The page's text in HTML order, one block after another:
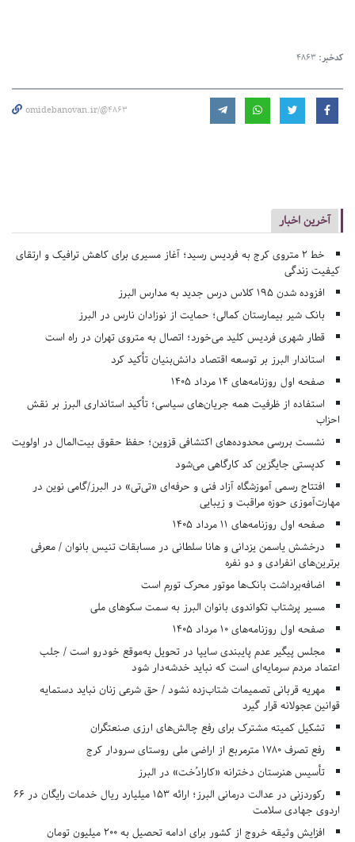
کدخبر: 4863
omidebanovan.ir/@4863
آخرین اخبار
خط ۲ متروی کرج به فردیس رسید؛ آغاز مسیری برای کاهش ترافیک و ارتقای
کیفیت زندگی
افزوده شدن ۱۹۵ کلاس درس جدید به مدارس البرز
بانک شیر بیمارستان کمالی؛ حمایت از نوزادان نارس در البرز
قطار شهری فردیس کلید می‌خورد؛ اتصال به متروی تهران در راه است
استاندار البرز بر توسعه اقتصاد دانش‌بنیان تأکید کرد
صفحه اول روزنامه‌های 14 مرداد 1405
استفاده از ظرفیت همه جریان‌های سیاسی؛ تأکید استانداری البرز بر نقش
احزاب
نشست بررسی محدوده‌های اکتشافی قزوین؛ حفظ حقوق بیت‌المال در اولویت
کدپستی جایگزین کد کارگاهی می‌شود
افتتاح رسمی آموزشگاه آزاد فنی و حرفه‌ای «تی‌تی» در البرز/گامی نوین در
مهارت‌آموزی حوزه مراقبت و زیبایی
صفحه اول روزنامه‌های 11 مرداد 1405
درخشش یاسمن یزدانی و هانا سلطانی در مسابقات تنیس بانوان / معرفی
برترین‌های انفرادی و دو نفره
اضافه‌برداشت بانک‌ها موتور محرک تورم است
مسیر پرشتاب تکواندوی بانوان البرز به سمت سکوهای ملی
صفحه اول روزنامه‌های 10 مرداد 1405
مجلس پیگیر عدم پایبندی سایپا در تحویل به‌موقع خودرو است / جلب
اعتماد مردم سرمایه‌ای است که نباید خدشه‌دار شود
مهریه قربانی تصمیمات شتاب‌زده نشود / حق شرعی زنان نباید دستمایه
قوانین عجولانه قرار گیرد
تشکیل کمیته مشترک برای رفع چالش‌های ارزی صنعتگران
رفع تصرف ۱۷۸۰ مترمربع از اراضی ملی روستای سرودار کرج
تأسیس هنرستان دخترانه «کارادُخت» در البرز
رکوردزنی در عدالت درمانی البرز؛ ارائه ۱۵۳ میلیارد ریال خدمات رایگان در ۶۶
اردوی جهادی سلامت
افزایش وثیقه خروج از کشور برای ادامه تحصیل به ۲۰۰ میلیون تومان